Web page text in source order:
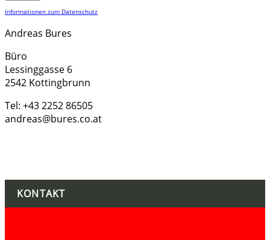
Informationen zum Datenschutz
Andreas Bures
Büro
Lessinggasse 6
2542 Kottingbrunn
Tel: +43 2252 86505
andreas@bures.co.at
KONTAKT